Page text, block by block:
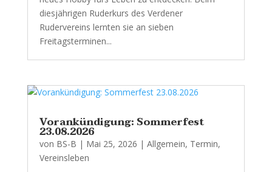
diesjährigen Ruderkurs des Verdener
Rudervereins lernten sie an sieben
Freitagsterminen...
Vorankündigung: Sommerfest
23.08.2026
von BS-B | Mai 25, 2026 | Allgemein, Termin,
Vereinsleben